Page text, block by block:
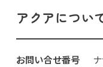
アクアについ
お問い合せ番号